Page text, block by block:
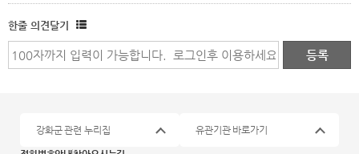
한줄 의견달기
강화군 관련 누리집 유관기관 바로가기